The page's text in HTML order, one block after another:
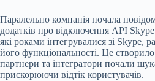
Паралельно компанія почала
додатків про відключення API
які роками інтегрувалися зі Skype,
його функціональності. Це
партнери та інтегратори почали
прискорюючи відтік користувачів.